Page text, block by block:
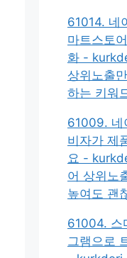
61014. 네
마트스토
화 -
상위노출
하는 키워
61009. 네
비자가 제
요 -
어 상위노
높여도 괜
61004. 스
그램으로